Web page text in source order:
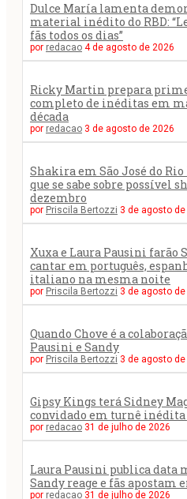
Dulce María lamenta
material inédito do RBD:
fãs todos os dias”
por redacao 4 de agosto de 2026
Ricky Martin prepara
completo de inéditas em
década
por redacao 3 de agosto de 2026
Shakira em São José do Rio
que se sabe sobre possível
dezembro
por Priscila Bertozzi 3 de agosto de
Xuxa e Laura Pausini farão
cantar em português,
italiano na mesma noite
por Priscila Bertozzi 3 de agosto de
Quando Chove é a
Pausini e Sandy
por Priscila Bertozzi 3 de agosto de
Gipsy Kings terá Sidney
convidado em turnê
por redacao 31 de julho de 2026
Laura Pausini publica data
Sandy reage e fãs apostam
por redacao 31 de julho de 2026